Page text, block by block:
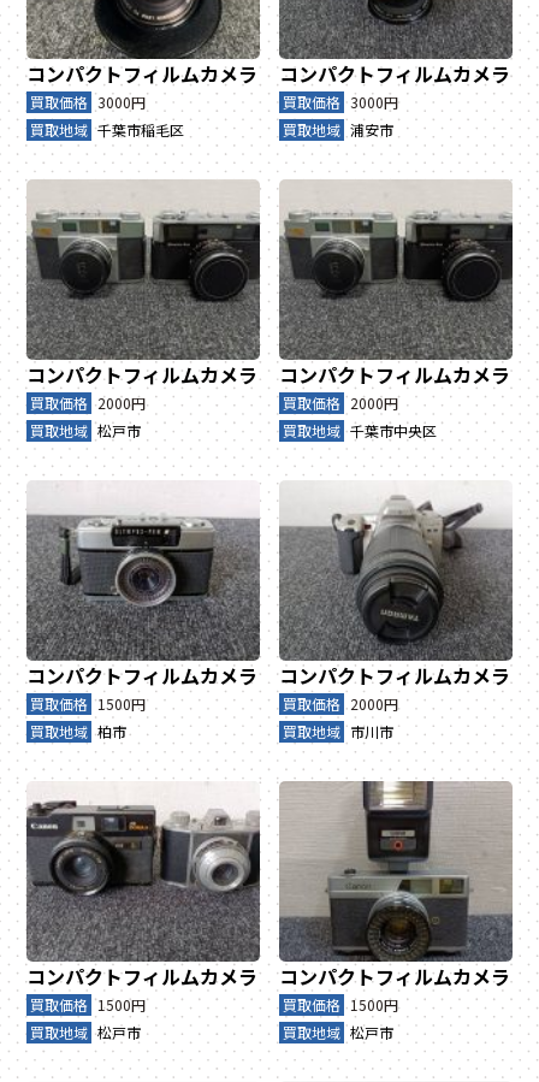
コンパクトフィルムカメラ
買取価格 3000円
買取地域 千葉市稲毛区
コンパクトフィルムカメラ
買取価格 3000円
買取地域 浦安市
コンパクトフィルムカメラ
買取価格 2000円
買取地域 松戸市
コンパクトフィルムカメラ
買取価格 2000円
買取地域 千葉市中央区
コンパクトフィルムカメラ
買取価格 1500円
買取地域 柏市
コンパクトフィルムカメラ
買取価格 2000円
買取地域 市川市
コンパクトフィルムカメラ
買取価格 1500円
買取地域 松戸市
コンパクトフィルムカメラ
買取価格 1500円
買取地域 松戸市